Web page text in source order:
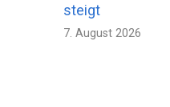
steigt
7. August 2026